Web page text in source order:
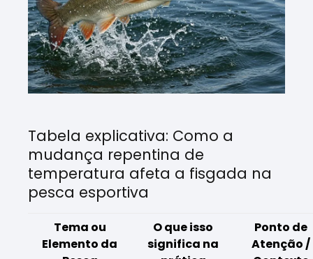
Tabela explicativa: Como a
mudança repentina de
temperatura afeta a fisgada na
pesca esportiva
Tema ou
Elemento da
O que isso
significa na
Ponto de
Atenção /